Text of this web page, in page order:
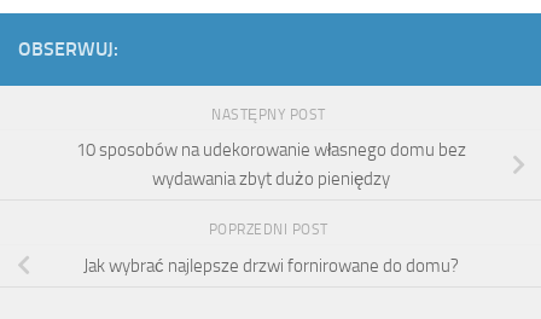
OBSERWUJ:
NASTĘPNY POST
10 sposobów na udekorowanie własnego domu bez
wydawania zbyt dużo pieniędzy
POPRZEDNI POST
Jak wybrać najlepsze drzwi fornirowane do domu?